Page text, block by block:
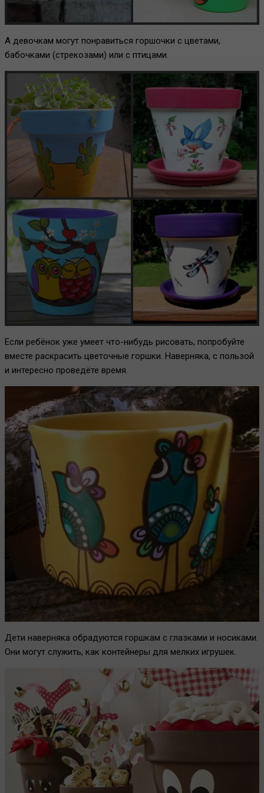
А девочкам могут понравиться горшочки с цветами,
бабочками (стрекозами) или с птицами.
Если ребёнок уже умеет что-нибудь рисовать, попробуйте
вместе раскрасить цветочные горшки. Наверняка, с пользой
и интересно проведёте время.
Дети наверняка обрадуются горшкам с глазками и носиками.
Они могут служить, как контейнеры для мелких игрушек.